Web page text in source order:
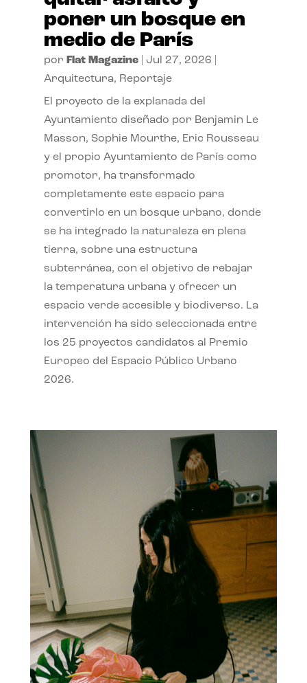
poner un bosque en
medio de París
por Flat Magazine| Jul 27, 2026
Arquitectura, Reportaje
El proyecto de la explanada del
Ayuntamiento diseñado por Benjamin Le
Masson, Sophie Mourthe, Eric Rousseau
y el propio Ayuntamiento de París como
promotor, ha transformado
completamente este espacio para
convertirlo en un bosque urbano, donde
se ha integrado la naturaleza en plena
tierra, sobre una estructura
subterránea, con el objetivo de rebajar
la temperatura urbana y ofrecer un
espacio verde accesible y biodiverso. La
intervención ha sido seleccionada entre
los 25 proyectos candidatos al Premio
Europeo del Espacio Público Urbano
2026.